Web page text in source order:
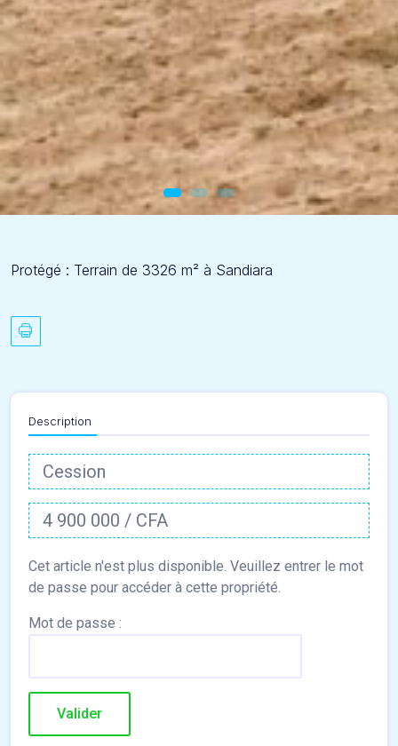
Protégé : Terrain de 3326 m² à Sandiara
Description
Cession
4 900 000 / CFA
Mot de passe :